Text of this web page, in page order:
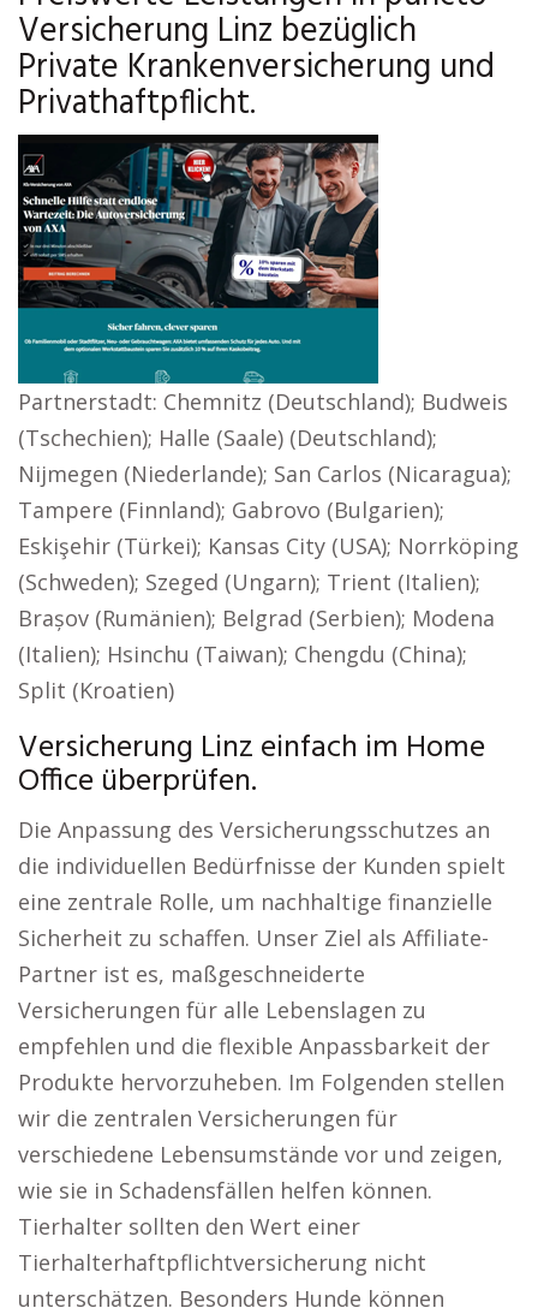
Versicherung Linz bezüglich
Private Krankenversicherung und
Privathaftpflicht.
Partnerstadt: Chemnitz (Deutschland); Budweis
(Tschechien); Halle (Saale) (Deutschland);
Nijmegen (Niederlande); San Carlos (Nicaragua);
Tampere (Finnland); Gabrovo (Bulgarien);
Eskişehir (Türkei); Kansas City (USA); Norrköping
(Schweden); Szeged (Ungarn); Trient (Italien);
Brașov (Rumänien); Belgrad (Serbien); Modena
(Italien); Hsinchu (Taiwan); Chengdu (China);
Split (Kroatien)
Versicherung Linz einfach im Home
Office überprüfen.
Die Anpassung des Versicherungsschutzes an
die individuellen Bedürfnisse der Kunden spielt
eine zentrale Rolle, um nachhaltige finanzielle
Sicherheit zu schaffen. Unser Ziel als Affiliate-
Partner ist es, maßgeschneiderte
Versicherungen für alle Lebenslagen zu
empfehlen und die flexible Anpassbarkeit der
Produkte hervorzuheben. Im Folgenden stellen
wir die zentralen Versicherungen für
verschiedene Lebensumstände vor und zeigen,
wie sie in Schadensfällen helfen können.
Tierhalter sollten den Wert einer
Tierhalterhaftpflichtversicherung nicht
unterschätzen. Besonders Hunde können